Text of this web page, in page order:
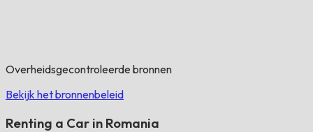
Overheidsgecontroleerde bronnen
Bekijk het bronnenbeleid
Renting a Car in Romania